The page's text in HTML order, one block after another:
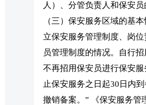
人）、分管负责人和保安员
（三）保安服务区域的基
立保安服务管理制度、岗
员管理制度的情况。自行
不再招用保安员进行保安
止保安服务之日起30日内
撤销备案。” 《保安服务管